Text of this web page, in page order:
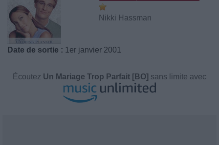
Nikki Hassman
Date de sortie : 1er janvier 2001
Écoutez Un Mariage Trop Parfait [BO] sans limite avec